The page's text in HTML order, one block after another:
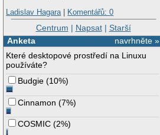
Ladislav Hagara| Komentářů: 0
Centrum | Napsat| Starší
navrhněte »
Anketa
Které desktopové prostředí na Linuxu
používáte?
Budgie (10%)
Cinnamon (7%)
COSMIC (2%)